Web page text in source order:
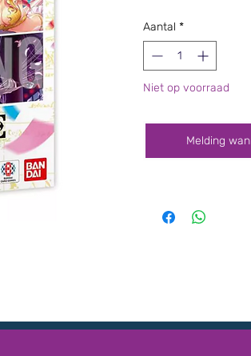
Aantal *
Niet op voorraad
Melding